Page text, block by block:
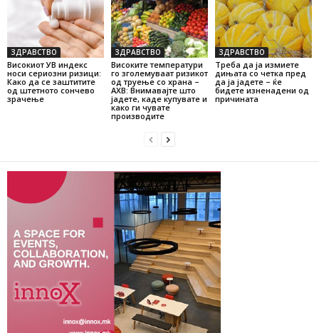
ЗДРАВСТВО
Високиот УВ индекс
носи сериозни ризици:
Како да се заштитите
од штетното сончево
зрачење
ЗДРАВСТВО
Високите температури
го зголемуваат ризикот
од труење со храна –
АХВ: Внимавајте што
јадете, каде купувате и
како ги чувате
производите
ЗДРАВСТВО
Треба да ја измиете
дињата со четка пред
да ја јадете – ќе
бидете изненадени од
причината